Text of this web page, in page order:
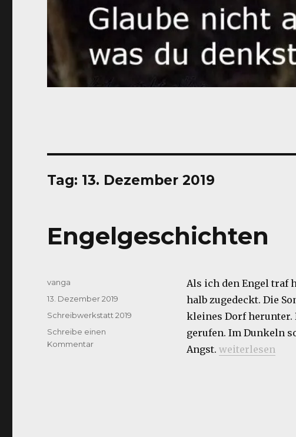
Tag: 13. Dezember 2019
Engelgeschichten
Als ich den Engel traf
halb zugedeckt. Die
kleines Dorf herunter.
gerufen. Im Dunkeln
Angst. weiterlesen
Autor
vanga
Veröffentlicht
am
13. Dezember 2019
Kategorien
Schreibwerkstatt 2019
Schreibe einen
Kommentarzu